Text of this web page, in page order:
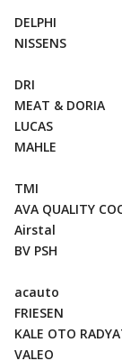
DELPHI
NISSENS
DRI
MEAT & DORIA
LUCAS
MAHLE
TMI
AVA QUALITY
Airstal
BV PSH
acauto
FRIESEN
KALE OTO
VALEO